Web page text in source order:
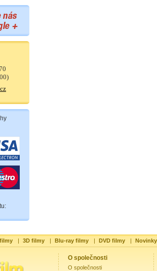
| 3D filmy | Blu-ray filmy | DVD filmy |
O společnosti
O společnosti